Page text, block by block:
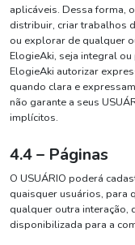
aplicáveis. Dessa forma,
distribuir, criar trabalhos
ou explorar de qualquer
ElogieAki, seja integral
ElogieAki autorizar
quando clara e
não garante a seus
implícitos.
4.4 – Páginas
O USUÁRIO poderá
quaisquer usuários, para
qualquer outra interação,
disponibilizada para a